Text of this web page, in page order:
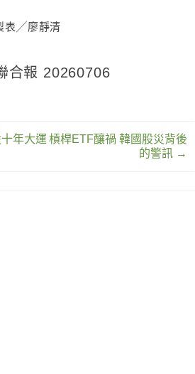
表╱廖靜清
合報 20260706
年大運 槓桿ETF釀禍 韓國股災背後
的警訊 →